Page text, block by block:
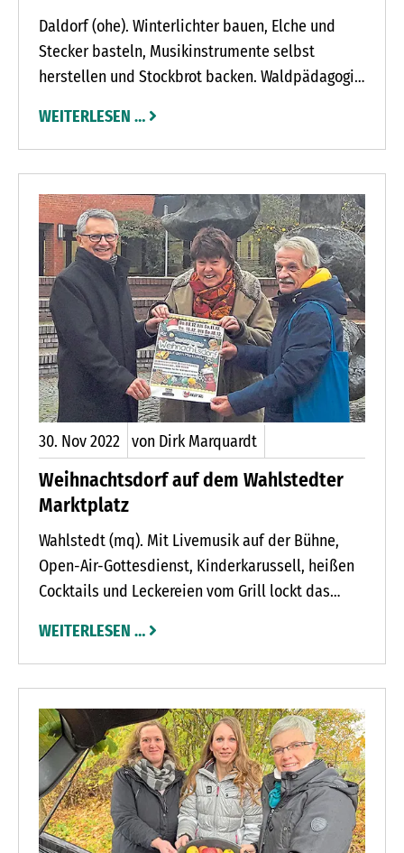
Daldorf (ohe). Winterlichter bauen, Elche und
Stecker basteln, Musikinstrumente selbst
herstellen und Stockbrot backen. Waldpädagogin
Mense fallen nach und nach immer mehr
Aktionen ein, bei denen die Besucher der
Waldweihnacht mitmachen können. Nach zwei
Jahren Pause lädt der Erlebniswald am
Sonnabend, 3., und Sonntag, 4. Dezember, wieder
zu der beliebten Waldweihnacht ein. „Wir
rechnen mit 10.000 bis 12.000 Besuchern“, sagt
Britta Gehlhaar. Der Erlebniswald würde damit
an alte Zeiten anknüpfen.
WEITERLESEN …
30. Nov2022 von Dirk Marquardt
Weihnachtsdorf auf dem Wahlstedter
Marktplatz
Wahlstedt (mq). Mit Livemusik auf der Bühne,
Open-Air-Gottesdienst, Kinderkarussell, heißen
Cocktails und Leckereien vom Grill lockt das
Pause wieder auf den Marktplatz. Von
Donnerstag, 8., bis Sonntag, 11. Dezember, sowie
von Donnerstag, 15., bis Sonntag, 18. Dezember,
wird eine Menge weihnachtliche Stimmung
geboten.
WEITERLESEN …